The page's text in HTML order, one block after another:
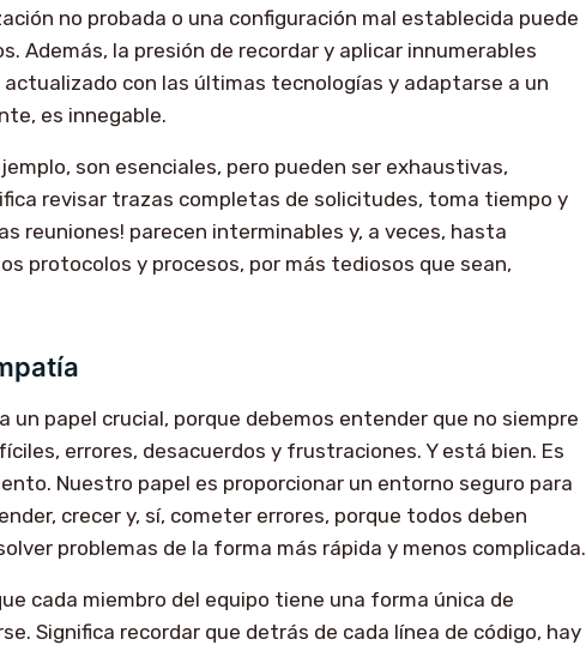
no probada o una configuración mal establecida puede
Además, la presión de recordar y aplicar innumerables
con las últimas tecnologías y adaptarse a un
es innegable.
son esenciales, pero pueden ser exhaustivas,
revisar trazas completas de solicitudes, toma tiempo y
reuniones! parecen interminables y, a veces, hasta
protocolos y procesos, por más tediosos que sean,
un papel crucial, porque debemos entender que no siempre
errores, desacuerdos y frustraciones. Y está bien. Es
Nuestro papel es proporcionar un entorno seguro para
crecer y, sí, cometer errores, porque todos deben
problemas de la forma más rápida y menos complicada.
cada miembro del equipo tiene una forma única de
Significa recordar que detrás de cada línea de código, hay